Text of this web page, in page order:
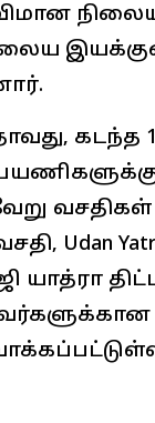
வசதிகள்
Udan
யாத்ரா